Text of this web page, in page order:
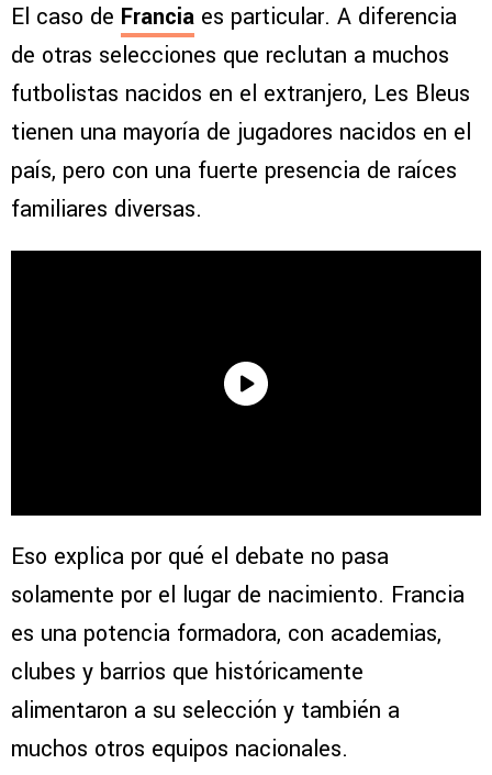
El caso de Francia es particular. A diferencia
de otras selecciones que reclutan a muchos
futbolistas nacidos en el extranjero, Les Bleus
tienen una mayoría de jugadores nacidos en el
país, pero con una fuerte presencia de raíces
familiares diversas.
Eso explica por qué el debate no pasa
solamente por el lugar de nacimiento. Francia
es una potencia formadora, con academias,
clubes y barrios que históricamente
alimentaron a su selección y también a
muchos otros equipos nacionales.